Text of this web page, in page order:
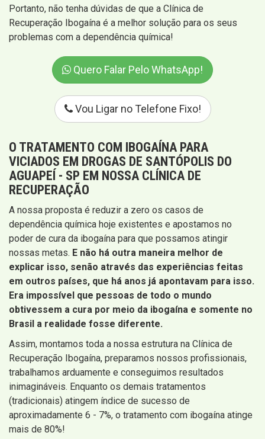
Portanto, não tenha dúvidas de que a Clínica de
Recuperação Ibogaína é a melhor solução para os seus
problemas com a dependência química!
Quero Falar Pelo WhatsApp!
Vou Ligar no Telefone Fixo!
O TRATAMENTO COM IBOGAÍNA PARA
VICIADOS EM DROGAS DE SANTÓPOLIS DO
AGUAPEÍ - SP EM NOSSA CLÍNICA DE
RECUPERAÇÃO
A nossa proposta é reduzir a zero os casos de
dependência química hoje existentes e apostamos no
poder de cura da ibogaína para que possamos atingir
nossas metas. E não há outra maneira melhor de
explicar isso, senão através das experiências feitas
em outros países, que há anos já apontavam para isso.
Era impossível que pessoas de todo o mundo
obtivessem a cura por meio da ibogaína e somente no
Brasil a realidade fosse diferente.
Assim, montamos toda a nossa estrutura na Clínica de
Recuperação Ibogaína, preparamos nossos profissionais,
trabalhamos arduamente e conseguimos resultados
inimagináveis. Enquanto os demais tratamentos
(tradicionais) atingem índice de sucesso de
aproximadamente 6 - 7%, o tratamento com ibogaína atinge
mais de 80%!